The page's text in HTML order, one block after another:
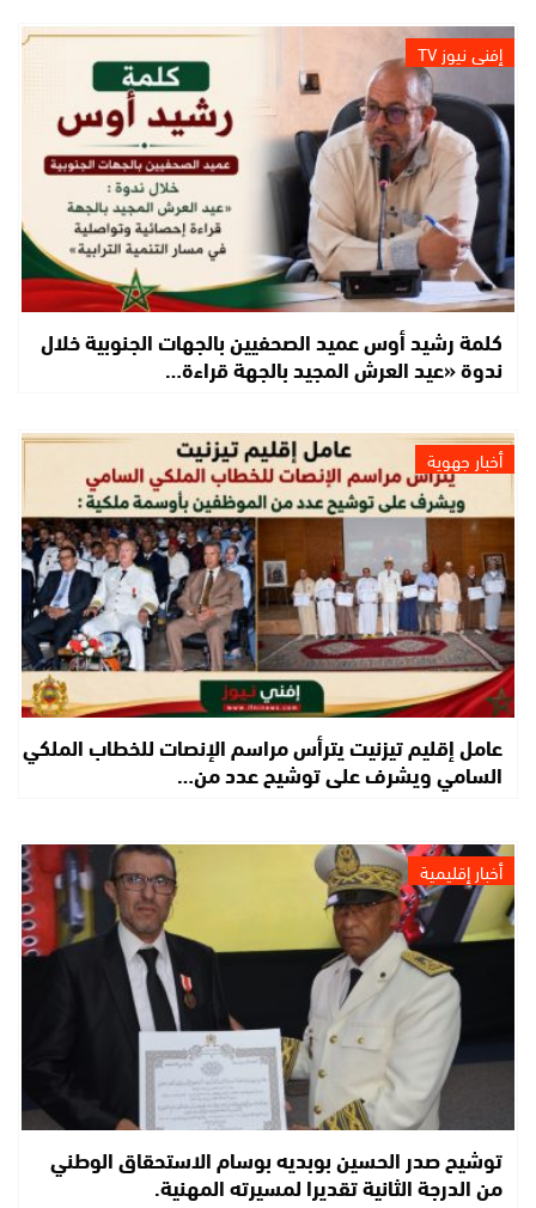
إفني نيوز TV
كلمة رشيد أوس عميد الصحفيين بالجهات الجنوبية خلال
ندوة «عيد العرش المجيد بالجهة قراءة…
أخبار جهوية
عامل إقليم تيزنيت يترأس مراسم الإنصات للخطاب الملكي
السامي ويشرف على توشيح عدد من…
أخبار إقليمية
توشيح صدر الحسين بوبديه بوسام الاستحقاق الوطني
من الدرجة الثانية تقديرا لمسيرته المهنية.